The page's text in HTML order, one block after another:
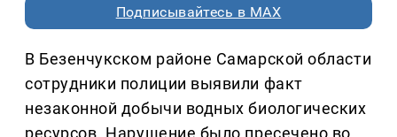
Подписывайтесь в MAX
В Безенчукском районе Самарской области
сотрудники полиции выявили факт
незаконной добычи водных биологических